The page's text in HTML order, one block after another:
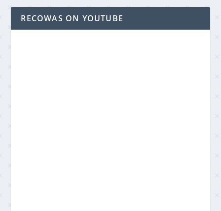
RECOWAS ON YOUTUBE